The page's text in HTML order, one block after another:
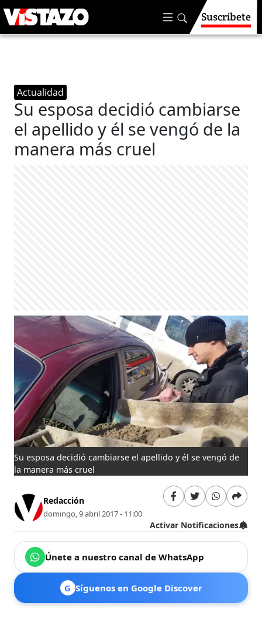
Suscríbete
Actualidad
Su esposa decidió cambiarse
el apellido y él se vengó de la
manera más cruel
Su esposa decidió cambiarse el apellido y él se vengó de
la manera más cruel
Redacción
domingo, 9 abril 2017 - 11:00
Activar Notificaciones
Únete a nuestro canal de WhatsApp
G Síguenos en Google Discover